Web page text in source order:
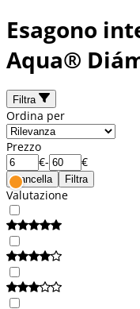
Esagono
Aqua®
Filtra
Ordina per
Prezzo
€- €
Cancella Filtra
Valutazione